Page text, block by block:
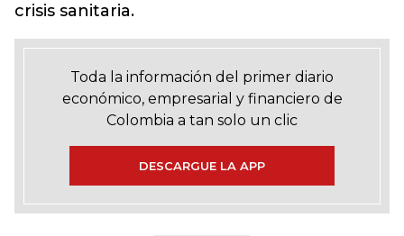
crisis sanitaria.
Toda la información del primer diario
económico, empresarial y financiero de
Colombia a tan solo un clic
DESCARGUE LA APP